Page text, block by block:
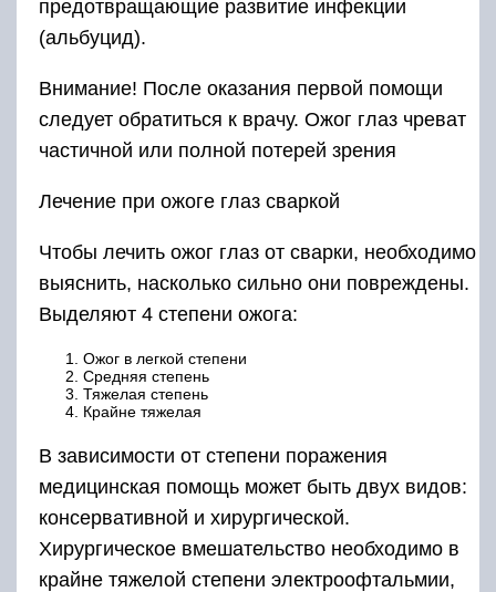
предотвращающие развитие инфекции
(альбуцид).
Внимание! После оказания первой помощи
следует обратиться к врачу. Ожог глаз чреват
частичной или полной потерей зрения
Лечение при ожоге глаз сваркой
Чтобы лечить ожог глаз от сварки, необходимо
выяснить, насколько сильно они повреждены.
Выделяют 4 степени ожога:
Ожог в легкой степени
Средняя степень
Тяжелая степень
Крайне тяжелая
В зависимости от степени поражения
медицинская помощь может быть двух видов:
консервативной и хирургической.
Хирургическое вмешательство необходимо в
крайне тяжелой степени электроофтальмии,